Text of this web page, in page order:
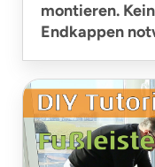
montieren.
Endkappen